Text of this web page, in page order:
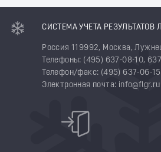
СИСТЕМА УЧЕТА
Россия 119992, Москва,
Телефоны: (495) 637-08-10,
Телефон/факс: (495) 637-06-15
Электронная почта: info@flgr.ru